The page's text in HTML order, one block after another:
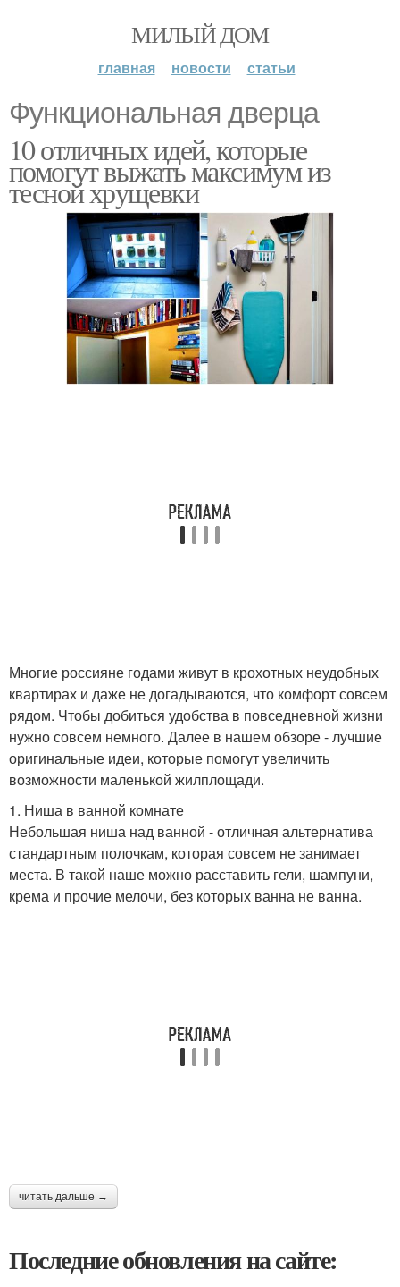
МИЛЫЙ ДОМ
главная новости статьи
Функциональная дверца
10 отличных идей, которые
помогут выжать максимум из
тесной хрущевки
Многие россияне годами живут в крохотных неудобных
квартирах и даже не догадываются, что комфорт совсем
рядом. Чтобы добиться удобства в повседневной жизни
нужно совсем немного. Далее в нашем обзоре - лучшие
оригинальные идеи, которые помогут увеличить
возможности маленькой жилплощади.
1. Ниша в ванной комнате
Небольшая ниша над ванной - отличная альтернатива
стандартным полочкам, которая совсем не занимает
места. В такой наше можно расставить гели, шампуни,
крема и прочие мелочи, без которых ванна не ванна.
читать дальше →
Последние обновления на сайте: